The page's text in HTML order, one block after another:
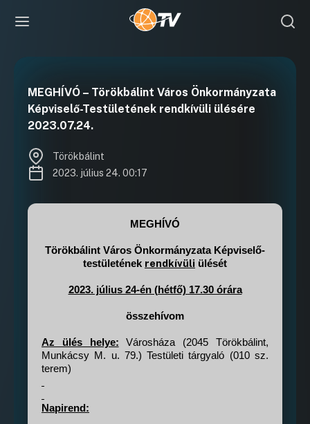
MEGHÍVÓ – Törökbálint Város Önkormányzata
Képviselő-Testületének rendkívüli ülésére
2023.07.24.
Törökbálint
2023. július 24. 00:17
MEGHÍVÓ
Törökbálint Város Önkormányzata Képviselő-
testületének rendkívüli ülését
2023. július 24-én (hétfő) 17.30 órára
összehívom
Az ülés helye: Városháza (2045 Törökbálint,
Munkácsy M. u. 79.) Testületi tárgyaló (010 sz.
terem)
Napirend: